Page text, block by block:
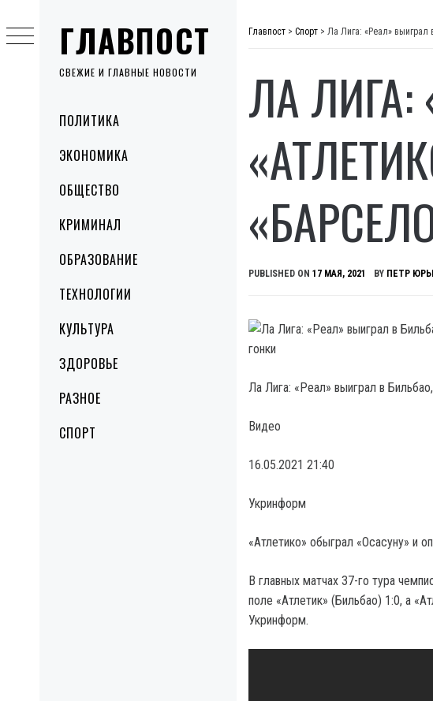
ГЛАВПОСТ
СВЕЖИЕ И ГЛАВНЫЕ НОВОСТИ
MenuПОЛИТИКА
ЭКОНОМИКА
ОБЩЕСТВО
КРИМИНАЛ
ОБРАЗОВАНИЕ
ТЕХНОЛОГИИ
КУЛЬТУРА
ЗДОРОВЬЕ
РАЗНОЕ
СПОРТ
to
content
Главпост > Спорт > Ла Лига: «Реал» выиграл
ЛА
PUBLISHED ON 17 МАЯ, 2021 BY ПЕТР
Ла Лига: «Реал» выиграл в
Видео
16.05.2021 21:40
Укринформ
«Атлетико» обыграл «Осасуну» и
В главных матчах 37-го тура
поле «Атлетик» (Бильбао) 1:0, а
Укринформ.